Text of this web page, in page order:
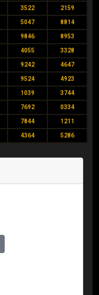
3522 2159
5047 8814
9846 8953
4055 3328
9242 4647
9524 4923
1039 3744
7692 0334
7844 1211
4364 5286